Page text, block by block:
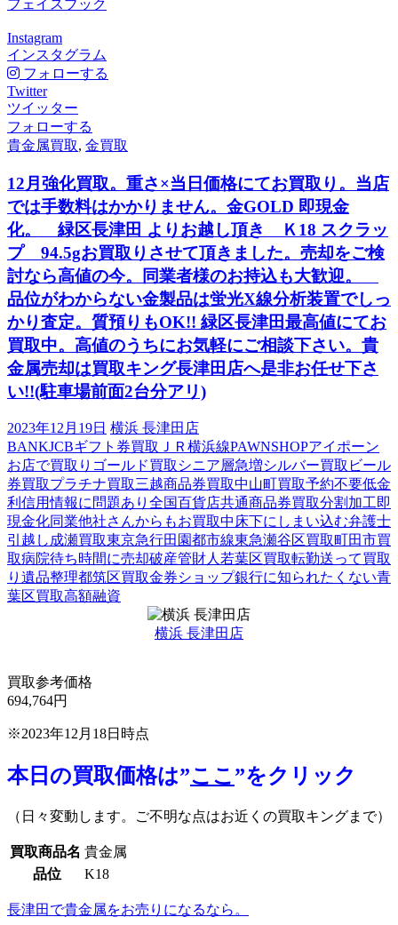
フェイスブック
Instagram
インスタグラム
フォローする
Twitter
ツイッター
フォローする
貴金属買取, 金買取
12月強化買取。重さ×当日価格にてお買取り。当店
では手数料はかかりません。金GOLD 即現金
化。 緑区長津田 よりお越し頂き Ｋ18 スクラッ
プ 94.5gお買取りさせて頂きました。売却をご検
討なら高値の今。同業者様のお持込も大歓迎。
品位がわからない金製品は蛍光X線分析装置でしっ
かり査定。質預りもOK!! 緑区長津田最高値にてお
買取中。高値のうちにお気軽にご相談下さい。貴
金属売却は買取キング長津田店へ是非お任せ下さ
い!!(駐車場前面2台分アリ)
2023年12月19日 横浜 長津田店
BANKJCBギフト券買取 ＪＲ横浜線PAWNSHOPアイポーン
お店で買取り ゴールド買取 シニア層急増シルバー買取 ビール
券買取プラチナ買取三越商品券買取中山町買取予約不要低金
利 信用情報に問題あり 全国百貨店共通商品券買取分割加工即
現金化同業他社さんからもお買取中 床下にしまい込む弁護士
引越し 成瀬買取東京急行田園都市線東急瀬谷区買取町田市買
取病院待ち時間に売却破産管財人 若葉区買取転勤送って買取
り 遺品整理都筑区買取金券ショップ銀行に知られたくない青
葉区買取高額融資
横浜 長津田店
買取参考価格
694,764円
※2023年12月18日時点
本日の買取価格は”ここ”をクリック
（日々変動します。ご不明な点はお近くの買取キングまで）
買取商品名 貴金属
品位
K18
長津田で貴金属をお売りになるなら。